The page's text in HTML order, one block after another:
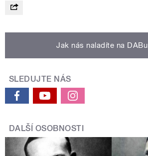
Jak nás naladíte na DABu
SLEDUJTE NÁS
DALŠÍ OSOBNOSTI